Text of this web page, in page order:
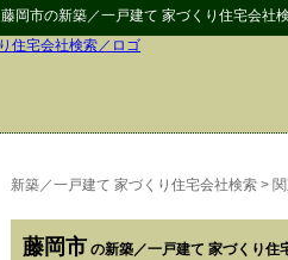
藤岡市の新築／一戸建て 家づくり住宅会社
新築／一戸建て 家づくり住宅会社検索 >
藤岡市 の新築／一戸建て 家づくり住